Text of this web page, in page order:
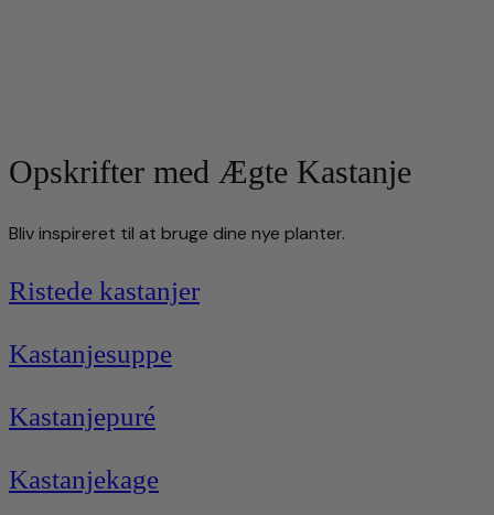
Opskrifter med Ægte Kastanje
Bliv inspireret til at bruge dine nye planter.
Ristede kastanjer
Kastanjesuppe
Kastanjepuré
Kastanjekage